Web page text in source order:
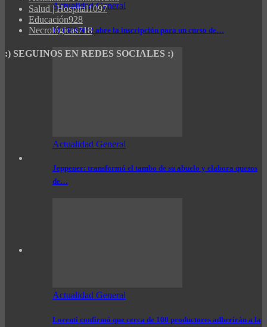
Actualidad General
El CEA N° 2 abre la inscripción para un curso de…
Actualidad General
Jeppener: transformó el tambo de su abuelo y elabora quesos
de…
Actualidad General
Lorenti confirmó que cerca de 100 productores adherirán a la
Salud | Hospital1097
Educación928
Necrológicas718
:) SEGUINOS EN REDES SOCIALES :)